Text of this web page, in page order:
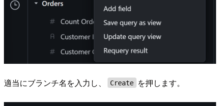
適当にブランチ名を入力し、 Create を押します。